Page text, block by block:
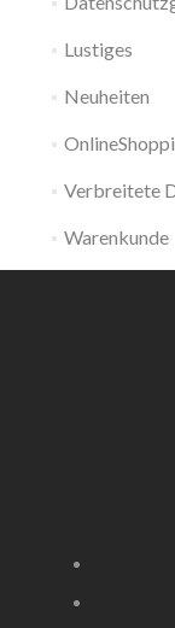
Lustiges
Neuheiten
Verbreitete
Warenkunde